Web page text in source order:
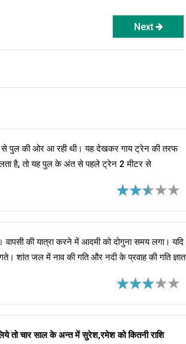
Next
पुल की ओर आ रही थी। यह देखकर गाय ट्रेन की तरफ
है, तो यह पुल के अंत से पहले ट्रेन 2 मीटर से
की यात्रा करने में आदमी को दोगुना समय लगा। यदि
शांत जल में नाव की गति और नदी के प्रवाह की गति ज्ञात
तो चार साल के अन्त में सुरेश,रमेश को कितनी राशि